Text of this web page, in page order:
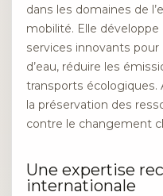
dans les domaines de
mobilité. Elle
services innovants
d’eau, réduire les
transports écologiques.
la préservation des
contre le changement
Une expertise
internationale